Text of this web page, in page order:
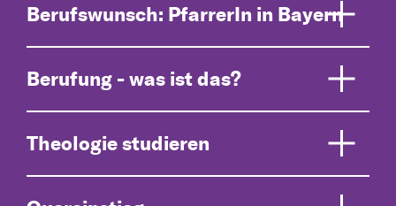
Berufswunsch: PfarrerIn in Bayern
Berufung - was ist das?
Theologie studieren